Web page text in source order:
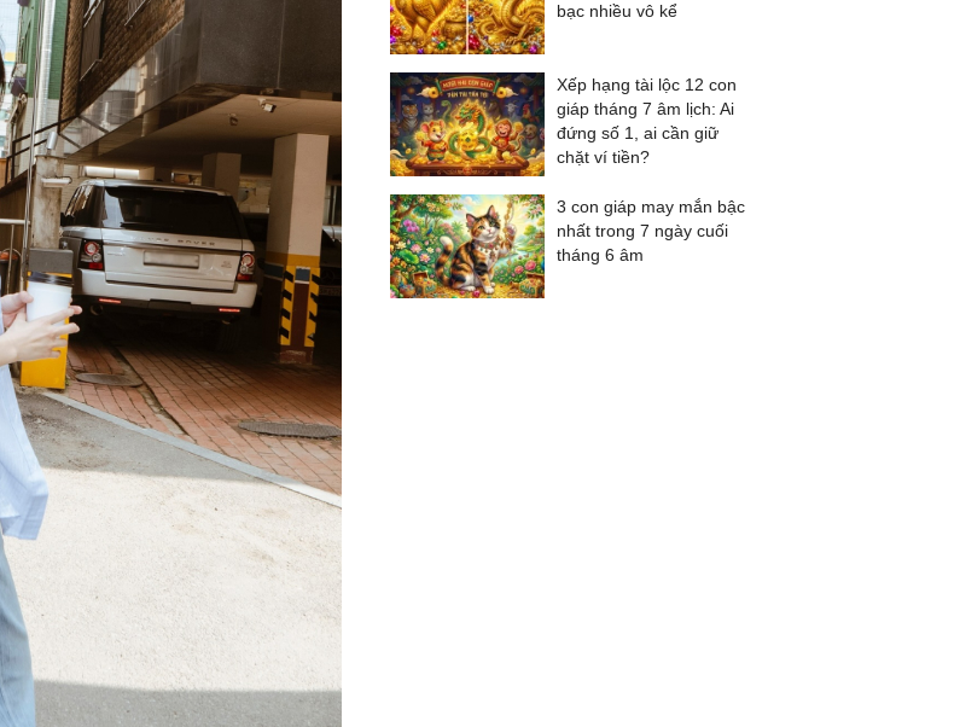
bạc nhiều vô kể
Xếp hạng tài lộc 12 con
giáp tháng 7 âm lịch: Ai
đứng số 1, ai cần giữ
chặt ví tiền?
3 con giáp may mắn bậc
nhất trong 7 ngày cuối
tháng 6 âm